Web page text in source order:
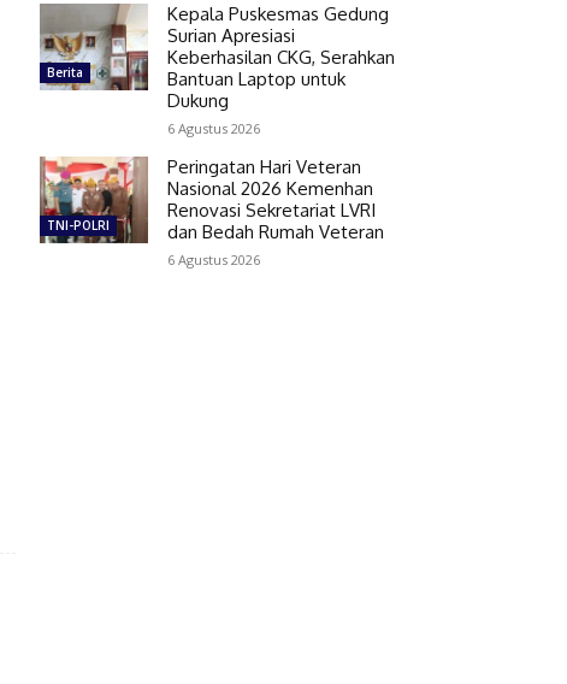
Berita
Kepala Puskesmas Gedung
Surian Apresiasi
Keberhasilan CKG, Serahkan
Bantuan Laptop untuk
Dukung
6 Agustus 2026
TNI-POLRI
Peringatan Hari Veteran
Nasional 2026 Kemenhan
Renovasi Sekretariat LVRI
dan Bedah Rumah Veteran
6 Agustus 2026